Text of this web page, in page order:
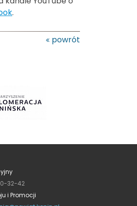
.
powrót
32-42
i Promocji